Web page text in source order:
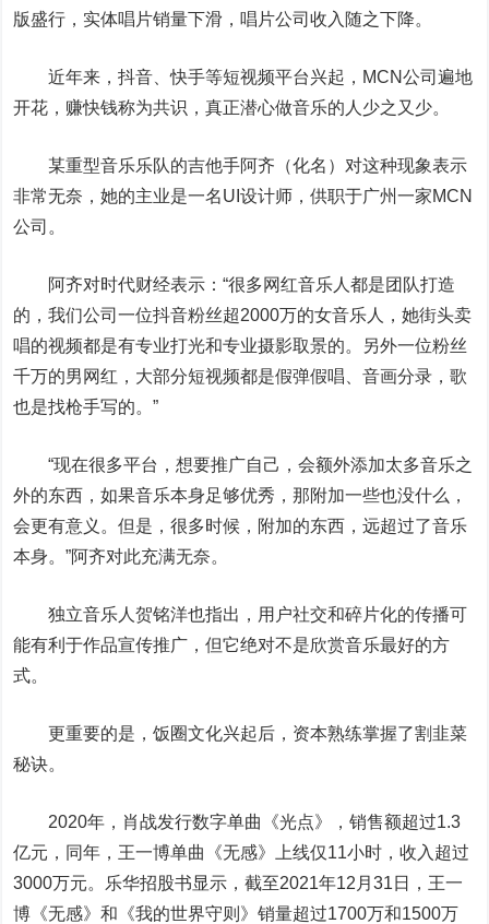
版盛行，实体唱片销量下滑，唱片公司收入随之下降。
近年来，抖音、快手等短视频平台兴起，MCN公司遍地
开花，赚快钱称为共识，真正潜心做音乐的人少之又少。
某重型音乐乐队的吉他手阿齐（化名）对这种现象表示
非常无奈，她的主业是一名UI设计师，供职于广州一家MCN
公司。
阿齐对时代财经表示：“很多网红音乐人都是团队打造
的，我们公司一位抖音粉丝超2000万的女音乐人，她街头卖
唱的视频都是有专业打光和专业摄影取景的。另外一位粉丝
千万的男网红，大部分短视频都是假弹假唱、音画分录，歌
也是找枪手写的。”
“现在很多平台，想要推广自己，会额外添加太多音乐之
外的东西，如果音乐本身足够优秀，那附加一些也没什么，
会更有意义。但是，很多时候，附加的东西，远超过了音乐
本身。”阿齐对此充满无奈。
独立音乐人贺铭洋也指出，用户社交和碎片化的传播可
能有利于作品宣传推广，但它绝对不是欣赏音乐最好的方
式。
更重要的是，饭圈文化兴起后，资本熟练掌握了割韭菜
秘诀。
2020年，肖战发行数字单曲《光点》，销售额超过1.3
亿元，同年，王一博单曲《无感》上线仅11小时，收入超过
3000万元。乐华招股书显示，截至2021年12月31日，王一
博《无感》和《我的世界守则》销量超过1700万和1500万